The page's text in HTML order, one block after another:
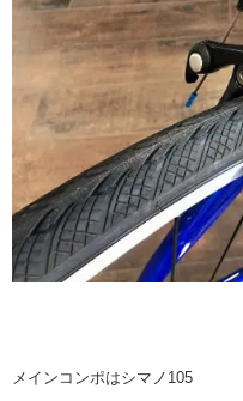
メインコンポはシマノ105